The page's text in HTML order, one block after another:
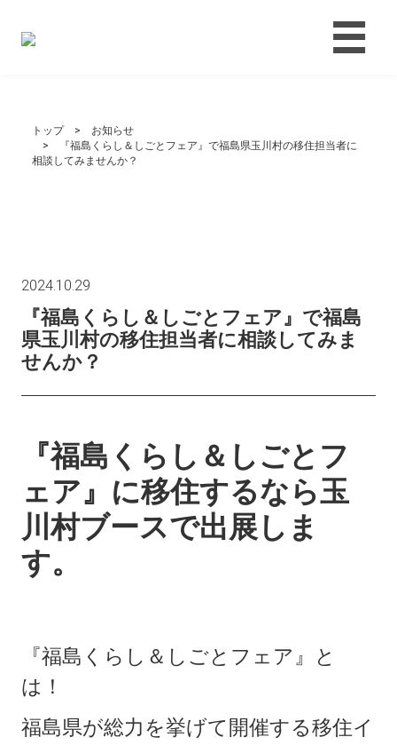
トップ
お知らせ
『福島くらし＆しごとフェア』で福島県玉川村の移住担当者に
相談してみませんか？
2024.10.29
『福島くらし＆しごとフェア』で福島
県玉川村の移住担当者に相談してみま
せんか？
『福島くらし＆しごとフ
ェア』に移住するなら玉
川村ブースで出展しま
す。
『福島くらし＆しごとフェア』と
は！
福島県が総力を挙げて開催する移住イ